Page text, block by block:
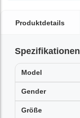
Produktdetails
Spezifikationen
Model
Gender
Größe